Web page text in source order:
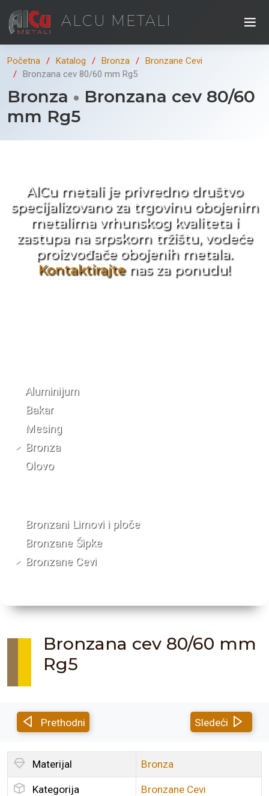
ALCU METALI
Početna Katalog Bronza
Bronzane Cevi
Bronzana cev 80/60 mm Rg5
Bronza
Bronzana cev 80/60
mm Rg5
AlCu metali je privredno društvo
specijalizovano za trgovinu obojenim
metalima vrhunskog kvaliteta i
zastupa na srpskom tržištu, vodeće
proizvođače obojenih metala.
Kontaktirajtenas za ponudu!
Aluminijum
Bakar
Mesing
Bronza
Olovo
Bronzani Limovi i ploče
Bronzane Šipke
Bronzane Cevi
Bronzana cev 80/60 mm
Rg5
Prethodni Sledeći
Materijal Bronza
Kategorija Bronzane Cevi